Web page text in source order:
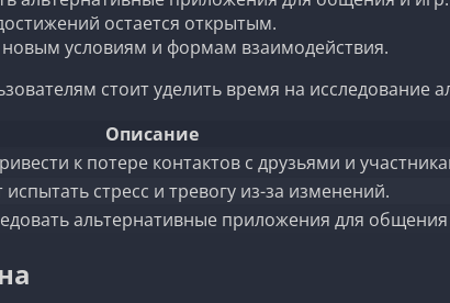
остается открытым.
условиям и формам взаимодействия.
стоит уделить время на
Описание
к потере контактов с друзьями и
стресс и тревогу из-за изменений.
альтернативные приложения для общения